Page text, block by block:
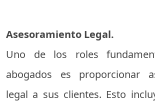
Asesoramiento Legal.
Uno de los roles
abogados es proporcionar
legal a sus clientes. Esto